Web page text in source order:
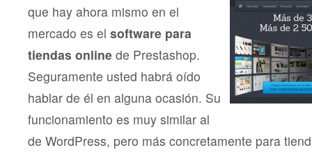
que hay ahora mismo en el
mercado es el software para
tiendas online de Prestashop.
Seguramente usted habrá oído
hablar de él en alguna ocasión. Su
funcionamiento es muy similar al
de WordPress, pero más concretamente para